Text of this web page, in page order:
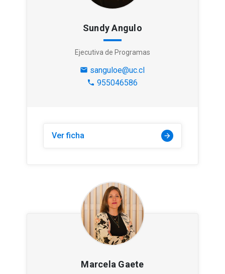
Sundy Angulo
Ejecutiva de Programas
mail sanguloe@uc.cl
phone 955046586
Ver ficha arrow_forward
Marcela Gaete